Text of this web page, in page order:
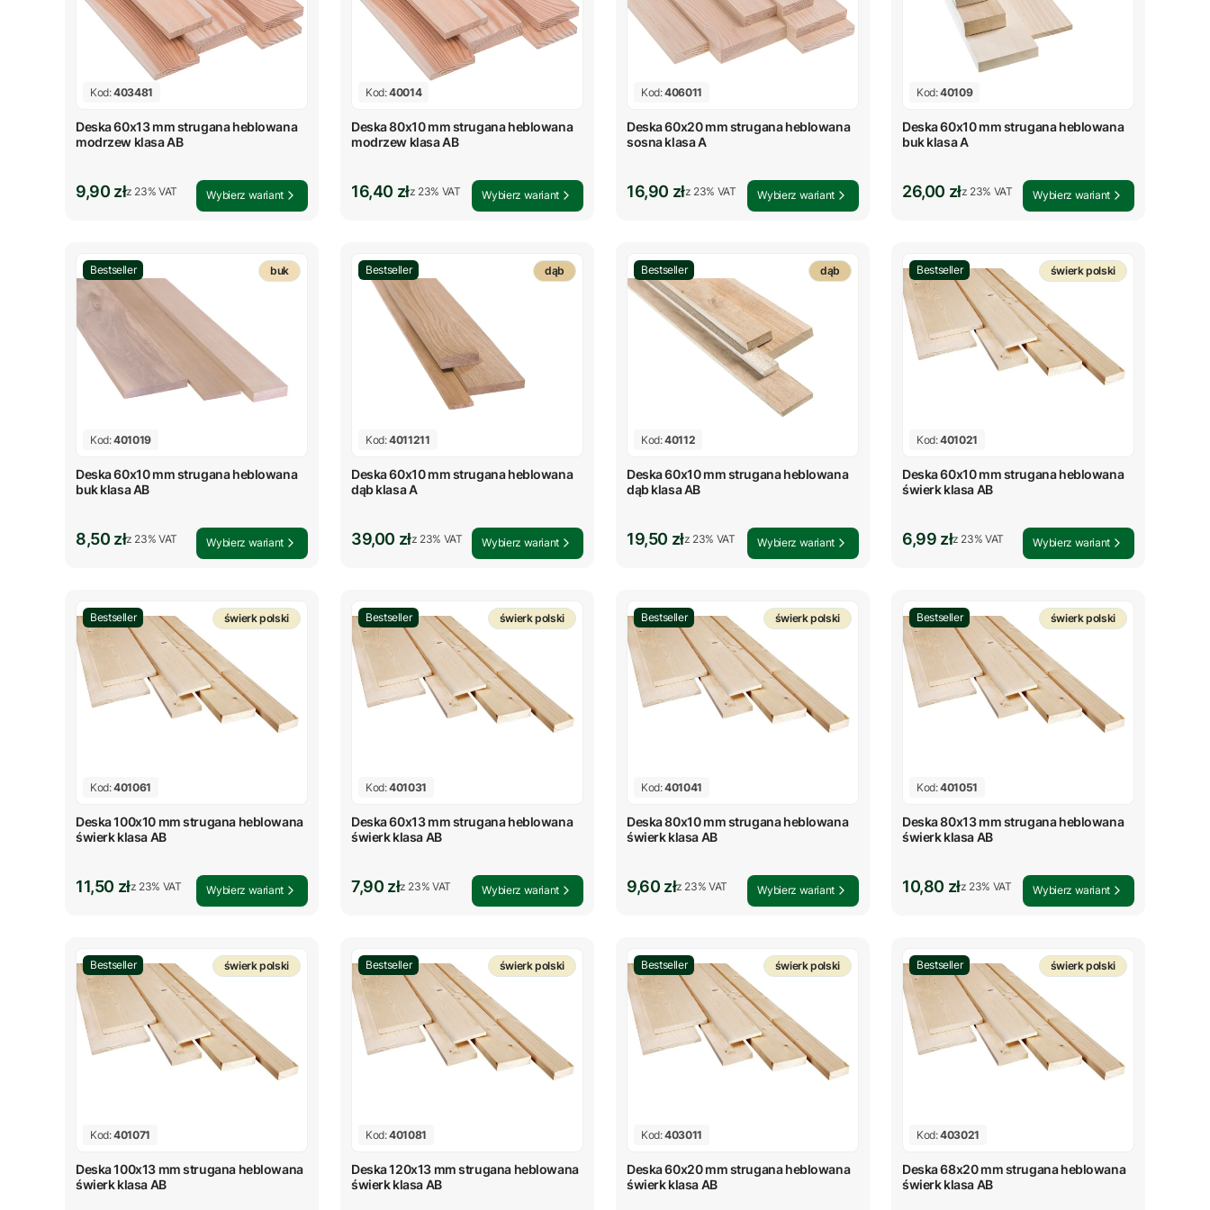
Kod:403481
Deska 60x13 mm strugana heblowana
modrzew klasa AB
Cena brutto
9,90 złz %s VAT
z 23% VAT Wybierz wariant
Kod:40014
Deska 80x10 mm strugana heblowana
modrzew klasa AB
Cena brutto
16,40 złz %s VAT
z 23% VAT Wybierz wariant
Kod:406011
Deska 60x20 mm strugana heblowana
sosna klasa A
Cena brutto
16,90 złz %s VAT
z 23% VAT Wybierz wariant
Kod:40109
Deska 60x10 mm strugana heblowana
buk klasa A
Cena brutto
26,00 złz %s VAT
z 23% VAT Wybierz wariant
Bestseller
Kod:401019
buk
Deska 60x10 mm strugana heblowana
buk klasa AB
Cena brutto
8,50 złz %s VAT
z 23% VAT Wybierz wariant
Bestseller
Kod:4011211
dąb
Deska 60x10 mm strugana heblowana
dąb klasa A
Cena brutto
39,00 złz %s VAT
z 23% VAT Wybierz wariant
Bestseller
Kod:40112
dąb
Deska 60x10 mm strugana heblowana
dąb klasa AB
Cena brutto
19,50 złz %s VAT
z 23% VAT Wybierz wariant
Bestseller
Kod:401021
świerk polski
Deska 60x10 mm strugana heblowana
świerk klasa AB
Cena brutto
6,99 złz %s VAT
z 23% VAT Wybierz wariant
Bestseller
Kod:401061
świerk polski
Deska 100x10 mm strugana heblowana
świerk klasa AB
Cena brutto
11,50 złz %s VAT
z 23% VAT Wybierz wariant
Bestseller
Kod:401031
świerk polski
Deska 60x13 mm strugana heblowana
świerk klasa AB
Cena brutto
7,90 złz %s VAT
z 23% VAT Wybierz wariant
Bestseller
Kod:401041
świerk polski
Deska 80x10 mm strugana heblowana
świerk klasa AB
Cena brutto
9,60 złz %s VAT
z 23% VAT Wybierz wariant
Bestseller
Kod:401051
świerk polski
Deska 80x13 mm strugana heblowana
świerk klasa AB
Cena brutto
10,80 złz %s VAT
z 23% VAT Wybierz wariant
Bestseller
Kod:401071
świerk polski
Deska 100x13 mm strugana heblowana
świerk klasa AB
Bestseller
Kod:401081
świerk polski
Deska 120x13 mm strugana heblowana
świerk klasa AB
Bestseller
Kod:403011
świerk polski
Deska 60x20 mm strugana heblowana
świerk klasa AB
Bestseller
Kod:403021
świerk polski
Deska 68x20 mm strugana heblowana
świerk klasa AB